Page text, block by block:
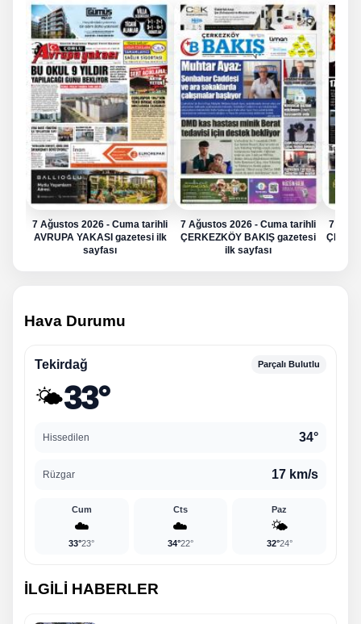
7 Ağustos 2026 - Cuma tarihli
AVRUPA YAKASI gazetesi ilk
sayfası
7 Ağustos 2026 - Cuma tarihli
ÇERKEZKÖY BAKIŞ gazetesi
ilk sayfası
7
Hava Durumu
Tekirdağ Parçalı Bulutlu
🌤️33°
Hissedilen 34°
Rüzgar 17 km/s
Cum
☁️
33°23°
Cts
☁️
34°22°
Paz
🌤️
32°24°
İLGİLİ HABERLER